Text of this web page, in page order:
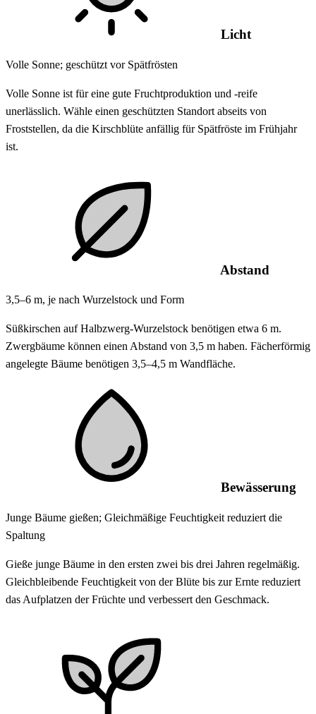
Licht
Volle Sonne; geschützt vor Spätfrösten
Volle Sonne ist für eine gute Fruchtproduktion und -reife
unerlässlich. Wähle einen geschützten Standort abseits von
Froststellen, da die Kirschblüte anfällig für Spätfröste im Frühjahr
ist.
Abstand
3,5–6 m, je nach Wurzelstock und Form
Süßkirschen auf Halbzwerg-Wurzelstock benötigen etwa 6 m.
Zwergbäume können einen Abstand von 3,5 m haben. Fächerförmig
angelegte Bäume benötigen 3,5–4,5 m Wandfläche.
Bewässerung
Junge Bäume gießen; Gleichmäßige Feuchtigkeit reduziert die
Spaltung
Gieße junge Bäume in den ersten zwei bis drei Jahren regelmäßig.
Gleichbleibende Feuchtigkeit von der Blüte bis zur Ernte reduziert
das Aufplatzen der Früchte und verbessert den Geschmack.